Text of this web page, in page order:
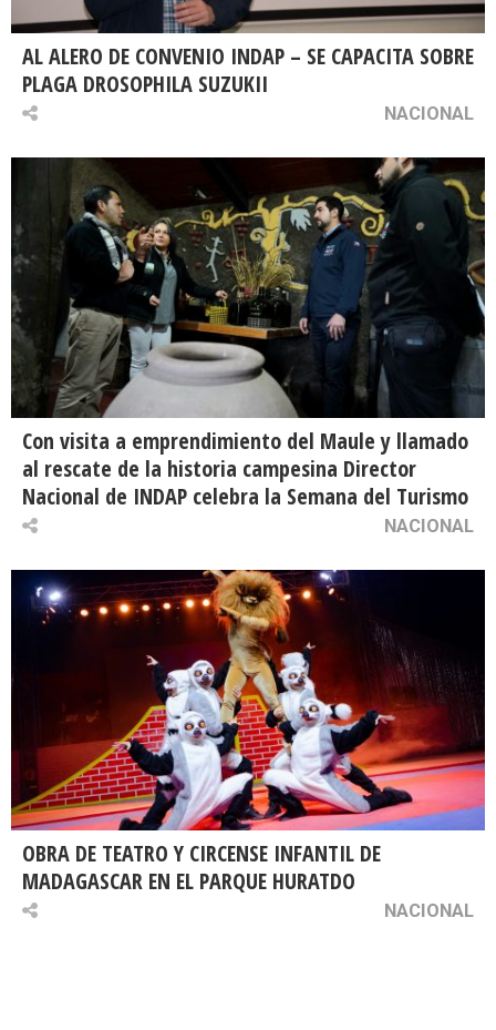
AL ALERO DE CONVENIO INDAP – SE CAPACITA SOBRE
PLAGA DROSOPHILA SUZUKII
NACIONAL
Con visita a emprendimiento del Maule y llamado
al rescate de la historia campesina Director
Nacional de INDAP celebra la Semana del Turismo
NACIONAL
OBRA DE TEATRO Y CIRCENSE INFANTIL DE
MADAGASCAR EN EL PARQUE HURATDO
NACIONAL